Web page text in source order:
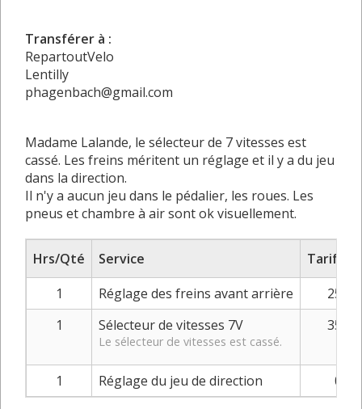
Transférer à :
RepartoutVelo
Lentilly
phagenbach@gmail.com
Madame Lalande, le sélecteur de 7 vitesses est
cassé. Les freins méritent un réglage et il y a du jeu
dans la direction.
Il n'y a aucun jeu dans le pédalier, les roues. Les
pneus et chambre à air sont ok visuellement.
Hrs/Qté Service
Tarif/
1
Réglage des freins avant arrière
1
Sélecteur de vitesses 7V
Le sélecteur de vitesses est cassé.
1 Réglage du jeu de direction